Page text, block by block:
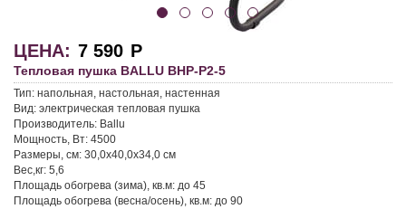
ЦЕНА: 7 590 Р
Тепловая пушка BALLU BHP-P2-5
Тип: напольная, настольная, настенная
Вид: электрическая тепловая пушка
Производитель: Ballu
Мощность, Вт: 4500
Размеры, см: 30,0x40,0x34,0 см
Вес,кг: 5,6
Площадь обогрева (зима), кв.м: до 45
Площадь обогрева (весна/осень), кв.м: до 90